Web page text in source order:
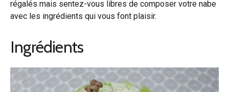
régalés mais sentez-vous libres de composer votre nabe
avec les ingrédients qui vous font plaisir.
Ingrédients